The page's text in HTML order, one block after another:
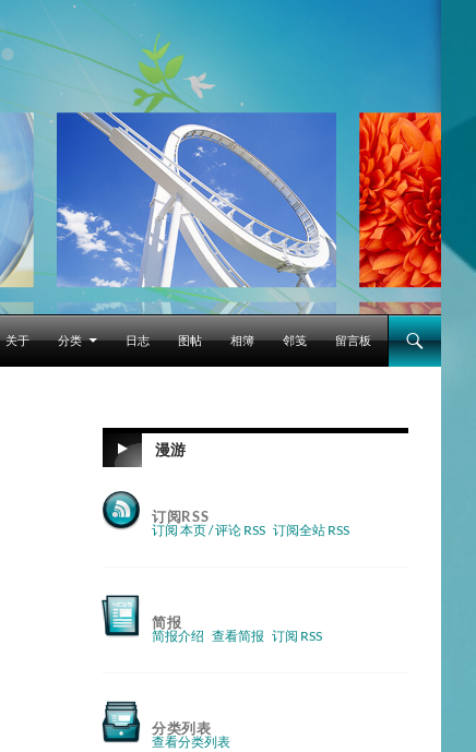
跳至正文
关于
分类 日志 图帖 相簿 邻笺 留言板
漫游
订阅RSS
订阅 本页 / 评论 RSS 订阅全站 RSS
简报
简报介绍 查看简报 订阅 RSS
分类列表
查看分类列表